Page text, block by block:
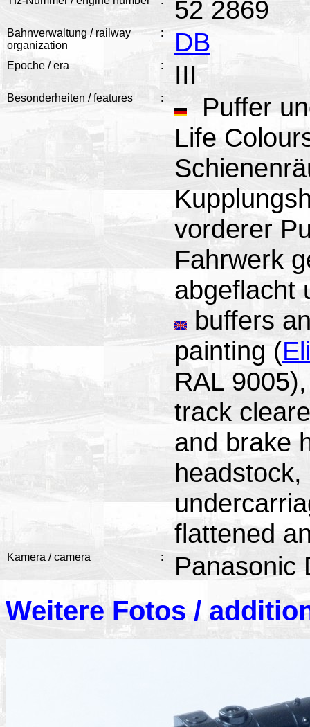
52 2869
Bahnverwaltung / railway
organization
: DB
Epoche / era : III
Besonderheiten / features :
Puffer
Life
vorderer
Fahrwerk
abgeflacht
buffers
painting (
RAL 9005),
track
and brake
headstock,
flattened
Kamera / camera : Panasonic
Weitere Fotos /